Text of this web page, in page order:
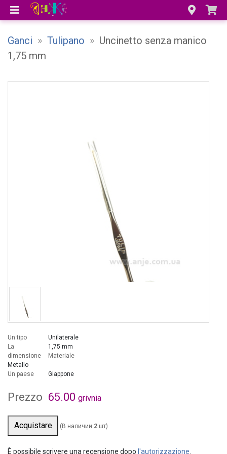
Ganci » Tulipano » Uncinetto senza manico
1,75 mm
Un tipo
Unilaterale
La
dimensione
1,75 mm
Materiale
Metallo
Un paese
Giappone
Prezzo 65.00 grivnia
Acquistare (В наличии 2 шт)
È possibile scrivere una recensione dopo l'autorizzazione